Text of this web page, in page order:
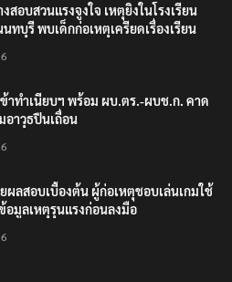
สอบสวนแรงจูงใจ เหตุยิงในโรงเรียน
ทบุรี พบเด็กก่อเหตุเครียดเรื่องเรียน
าทำเนียบฯ พร้อม ผบ.ตร.-ผบช.ก. คาด
อาวุธปืนเถื่อน
ผลสอบเบื้องต้น ผู้ก่อเหตุชอบเล่นเกมใช้
อมูลเหตุรุนแรงก่อนลงมือ